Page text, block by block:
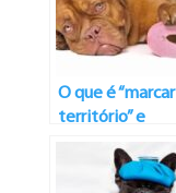
O que é “marcar
território” e